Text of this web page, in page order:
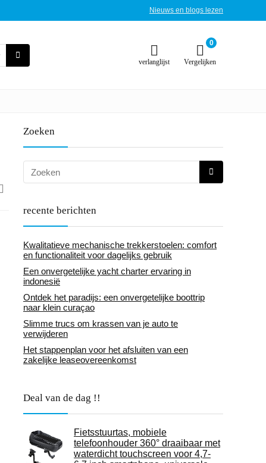
Nieuws en blogs lezen
verlanglijst
0
Vergelijken
Zoeken
recente berichten
Kwalitatieve mechanische trekkerstoelen: comfort
en functionaliteit voor dagelijks gebruik
Een onvergetelijke yacht charter ervaring in
indonesië
Ontdek het paradijs: een onvergetelijke boottrip
naar klein curaçao
Slimme trucs om krassen van je auto te
verwijderen
Het stappenplan voor het afsluiten van een
zakelijke leaseovereenkomst
Deal van de dag !!
Fietsstuurtas, mobiele
telefoonhouder 360° draaibaar met
waterdicht touchscreen voor 4,7-